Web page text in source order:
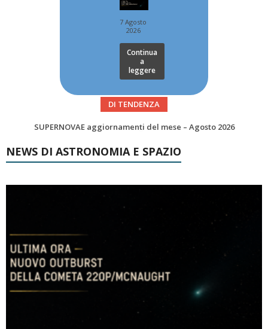
7 Agosto
2026
Continua
a
leggere
DI TENDENZA
Le Comete del mese di Agosto: LA 10P/TEMPEL AL PERIELIO
NEWS DI ASTRONOMIA E SPAZIO